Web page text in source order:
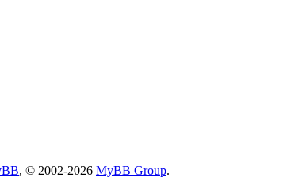
, © 2002-2026 MyBB Group.